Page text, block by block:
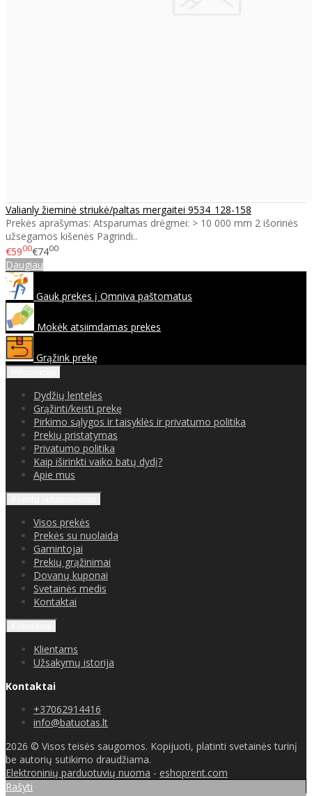
Valianly žieminė striukė/paltas mergaitei 9534_128-158
Prekės aprašymas: Atsparumas drėgmei: > 10 000 mm 2 išorinės
užsegamos kišenės Pagrindi..
€5900€7400
Daugiau
Gauk prekes į Omniva paštomatus
Mokėk atsiimdamas prekes
Grąžink prekę
Dydžių lentelės
Grąžinti/keisti prekę
Pirkimo sąlygos ir taisyklės ir privatumo politika
Prekių pristatymas
Privatumo politika
Kaip iširinkti vaiko batų dydį?
Apie mus
Visos prekės
Prekės su nuolaida
Gamintojai
Prekių grąžinimai
Dovanų kuponai
Svetainės medis
Kontaktai
Klientams
Užsakymų istorija
Kontaktai
+37062914416
info@batuotas.lt
2026 © Visos teisės saugomos. Kopijuoti, platinti svetainės turinį
be autorių sutikimo draudžiama.
Elektroninių parduotuvių nuoma - eshoprent.com
Rašyti